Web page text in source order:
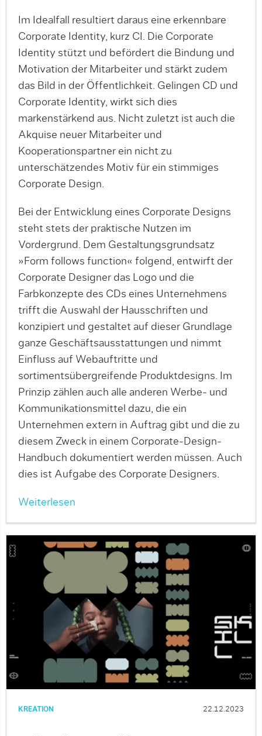
Im Idealfall resultiert daraus eine erkennbare
Corporate Identity, kurz CI. Die Corporate
Identity stützt und befördert die Bindung und
Motivation der Mitarbeiter und stärkt zudem
das Bild in der Öffentlichkeit. Gelingen CD und
Corporate Identity, wirkt sich dies
markenstärkend aus. Nicht zuletzt ist auch die
Akquise neuer Mitarbeiter und
Kooperationspartner ein nicht zu
unterschätzendes Motiv für ein stimmiges
Corporate Design.
Bei der Entwicklung eines Corporate Designs
steht stets der praktische Nutzen im
Vordergrund. Dem Gestaltungsgrundsatz
»Form follows function« folgend, entwirft der
Corporate Designer das Logo und die
Farbkonzepte des CDs eines Unternehmens
trifft die Auswahl der Hausschriften und
konzipiert und gestaltet auf dieser Grundlage
ganze Geschäftsausstattungen und nimmt
Einfluss auf Webauftritte und
sortimentsübergreifende Produktdesigns. Im
Prinzip zählen auch alle anderen Werbe- und
Kommunikationsmittel dazu, die ein
Unternehmen extern in Auftrag gibt und die zu
diesem Zweck in einem Corporate-Design-
Handbuch dokumentiert werden müssen. Auch
dies ist Aufgabe des Corporate Designers.
Weiterlesen
KREATION 22.12.2023